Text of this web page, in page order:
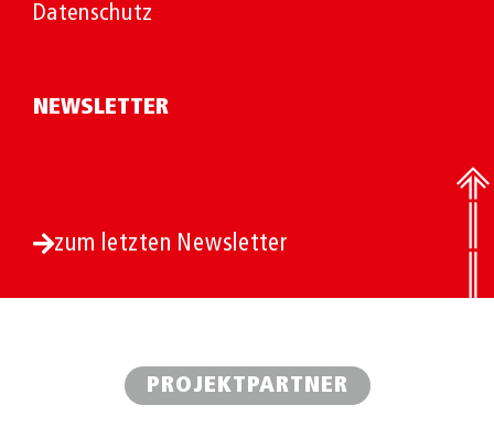
Datenschutz
NEWSLETTER
zum letzten Newsletter
PROJEKTPARTNER